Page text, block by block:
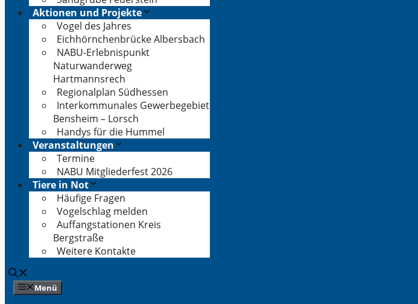
Aktionen und Projekte
Vogel des Jahres
Eichhörnchenbrücke Albersbach
NABU-Erlebnispunkt
Naturwanderweg
Hartmannsrech
Regionalplan Südhessen
Interkommunales Gewerbegebiet
Bensheim – Lorsch
Handys für die Hummel
Veranstaltungen
Termine
NABU Mitgliederfest 2026
Tiere in Not
Häufige Fragen
Vogelschlag melden
Auffangstationen Kreis
Bergstraße
Weitere Kontakte
Menü